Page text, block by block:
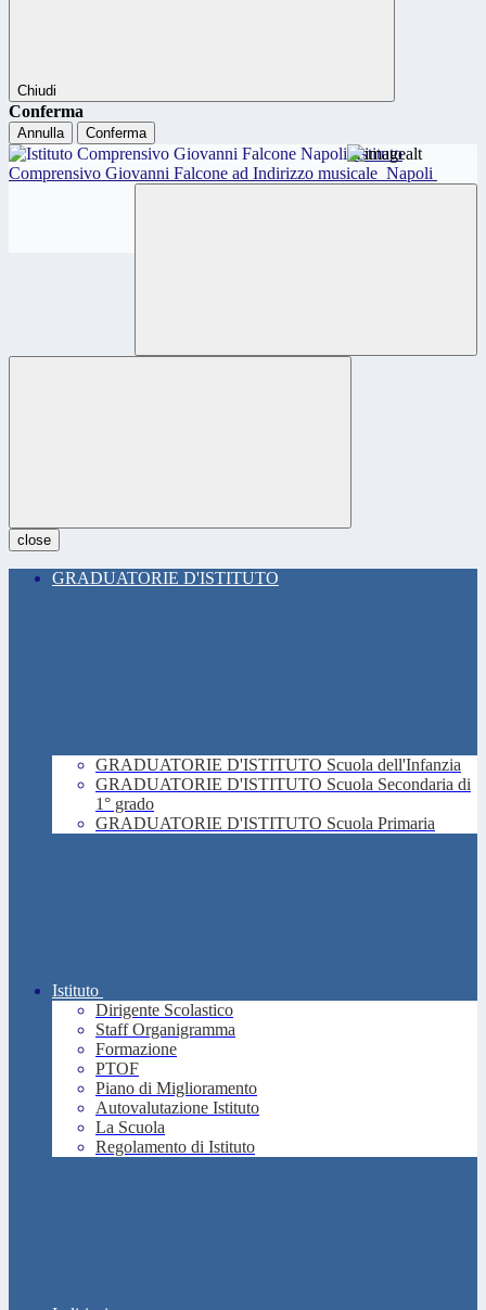
Chiudi
Conferma
Annulla Conferma
Istituto
Comprensivo Giovanni Falcone ad Indirizzo musicale Napoli
close
GRADUATORIE D'ISTITUTO
GRADUATORIE D'ISTITUTO Scuola dell'Infanzia
GRADUATORIE D'ISTITUTO Scuola Secondaria di
1° grado
GRADUATORIE D'ISTITUTO Scuola Primaria
Istituto
Dirigente Scolastico
Staff Organigramma
Formazione
PTOF
Piano di Miglioramento
Autovalutazione Istituto
La Scuola
Regolamento di Istituto